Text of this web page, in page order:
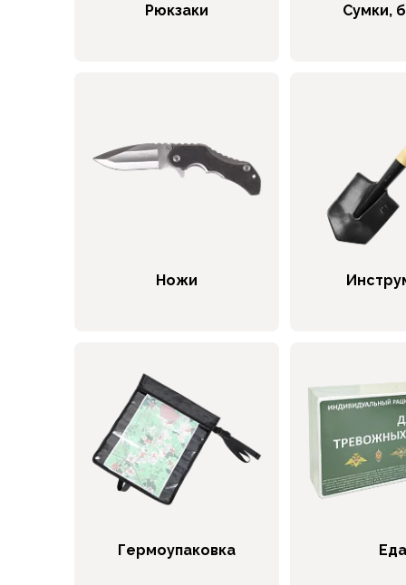
Брюки софтшелл и ветрозащита
Термофутболки
Термокальсоны
Толстовки, худи
Мембранные куртки
Куртки софтшелл и ветрозащита
Флисовые куртки
Беговые и спортивные
Пончо и дождевики
Пуховые куртки
Куртки с синтетическим утеплителем
Рюкзаки Сумки,
Ножи
Гермоупаковка Еда